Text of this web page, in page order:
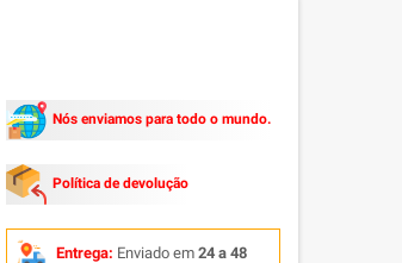
Nós enviamos para todo o mundo.
Política de devolução
Entrega: Enviado em 24 a 48